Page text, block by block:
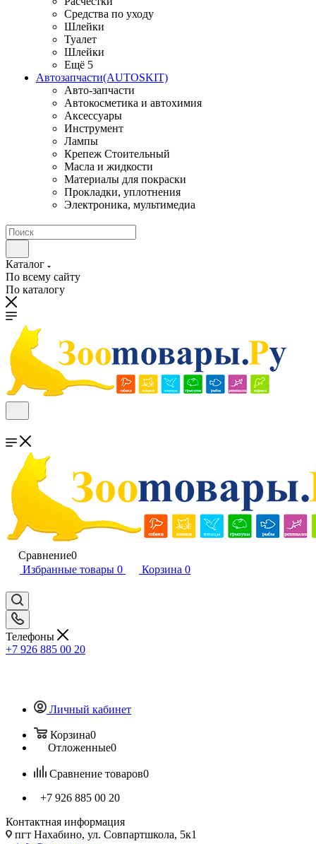
Средства по уходу
Шлейки
Туалет
Шлейки
Ещё 5
Автозапчасти(AUTOSKIT)
Авто-запчасти
Автокосметика и автохимия
Аксессуары
Инструмент
Лампы
Крепеж Стоительный
Масла и жидкости
Материалы для покраски
Прокладки, уплотнения
Электроника, мультимедиа
Каталог
По всему сайту
По каталогу
Сравнение0
Избранные товары 0 Корзина 0
Телефоны
+7 926 885 00 20
Личный кабинет
Корзина0
Отложенные0
Сравнение товаров0
+7 926 885 00 20
Контактная информация
пгт Нахабино, ул. Совпартшкола, 5к1